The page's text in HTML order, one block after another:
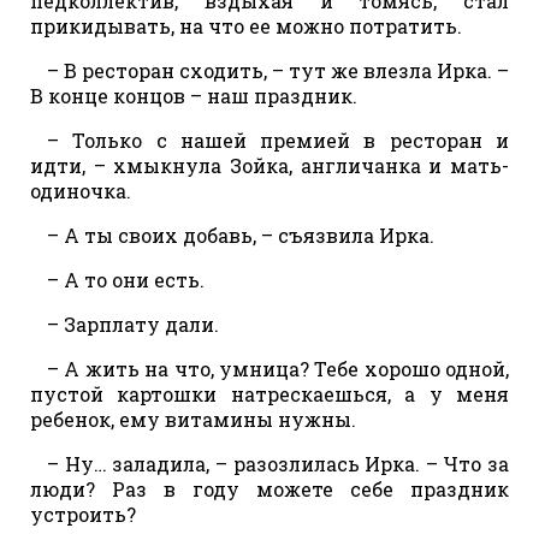
прикидывать, на что ее можно потратить.
– В ресторан сходить, – тут же влезла Ирка. –
В конце концов – наш праздник.
– Только с нашей премией в ресторан и
идти, – хмыкнула Зойка, англичанка и мать-
одиночка.
– А ты своих добавь, – съязвила Ирка.
– А то они есть.
– Зарплату дали.
– А жить на что, умница? Тебе хорошо одной,
пустой картошки натрескаешься, а у меня
ребенок, ему витамины нужны.
– Ну… заладила, – разозлилась Ирка. – Что за
люди? Раз в году можете себе праздник
устроить?